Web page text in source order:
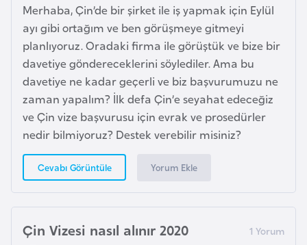
Merhaba, Çin’de bir şirket ile iş yapmak için Eylül
ayı gibi ortağım ve ben görüşmeye gitmeyi
planlıyoruz. Oradaki firma ile görüştük ve bize bir
davetiye göndereceklerini söylediler. Ama bu
davetiye ne kadar geçerli ve biz başvurumuzu ne
zaman yapalım? İlk defa Çin’e seyahat edeceğiz
ve Çin vize başvurusu için evrak ve prosedürler
nedir bilmiyoruz? Destek verebilir misiniz?
Cevabı Görüntüle Yorum Ekle
Çin Vizesi nasıl alınır 2020
L
e
t
o
n
y
a
L
i
b
y